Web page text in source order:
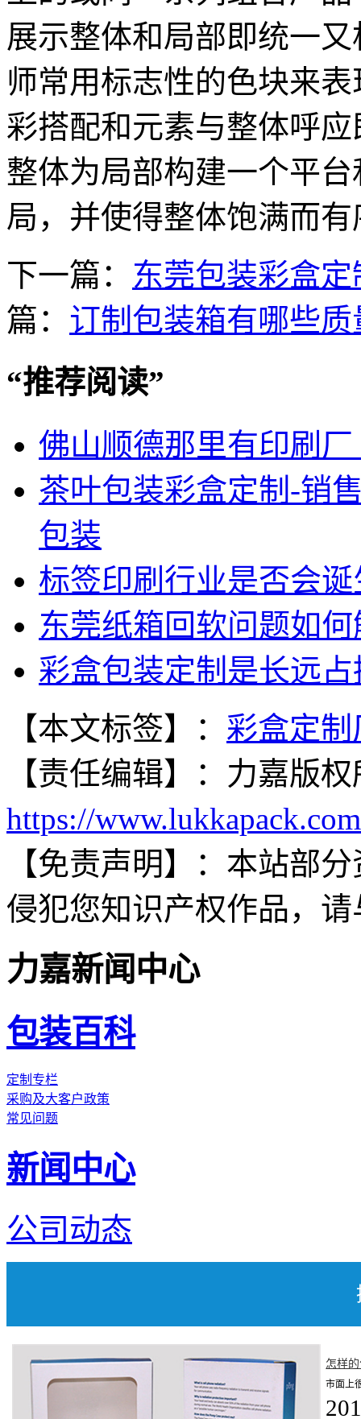
展示整体和局部即统一
师常用标志性的色块来
彩搭配和元素与整体呼
整体为局部构建一个平
局，并使得整体饱满而有
下一篇： 东莞包装彩盒
篇： 订制包装箱有哪些
“推荐阅读”
佛山顺德那里有印刷厂
茶叶包装彩盒定制-销
包装
标签印刷行业是否会
东莞纸箱回软问题如
彩盒包装定制是长远
【本文标签】： 彩盒定制
【责任编辑】： 力嘉版权
https://www.lukkapack.com
【免责声明】： 本站部
侵犯您知识产权作品，
力嘉新闻中心
包装百科
定制专栏
采购及大客户政策
常见问题
新闻中心
公司动态
怎样
市面上